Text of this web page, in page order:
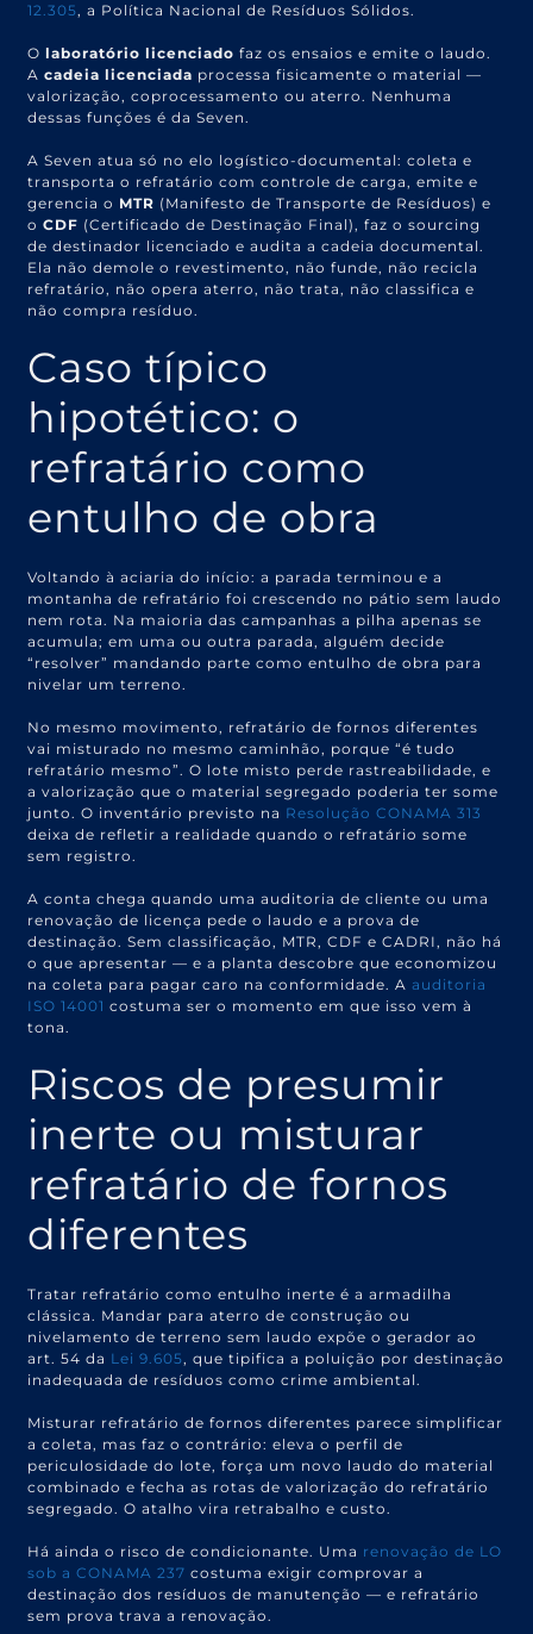
12.305, a Política Nacional de Resíduos Sólidos.
Olaboratório licenciado faz os ensaios e emite o laudo.
Acadeia licenciada processa fisicamente o material —
valorização, coprocessamento ou aterro. Nenhuma
dessas funções é da Seven.
A Seven atua só no elo logístico-documental: coleta e
transporta o refratário com controle de carga, emite e
gerencia o MTR (Manifesto de Transporte de Resíduos) e
oCDF (Certificado de Destinação Final), faz o sourcing
de destinador licenciado e audita a cadeia documental.
Ela não demole o revestimento, não funde, não recicla
refratário, não opera aterro, não trata, não classifica e
não compra resíduo.
Caso típico
hipotético: o
refratário como
entulho de obra
Voltando à aciaria do início: a parada terminou e a
montanha de refratário foi crescendo no pátio sem laudo
nem rota. Na maioria das campanhas a pilha apenas se
acumula; em uma ou outra parada, alguém decide
“resolver” mandando parte como entulho de obra para
nivelar um terreno.
No mesmo movimento, refratário de fornos diferentes
vai misturado no mesmo caminhão, porque “é tudo
refratário mesmo”. O lote misto perde rastreabilidade, e
a valorização que o material segregado poderia ter some
junto. O inventário previsto na Resolução CONAMA 313
deixa de refletir a realidade quando o refratário some
sem registro.
A conta chega quando uma auditoria de cliente ou uma
renovação de licença pede o laudo e a prova de
destinação. Sem classificação, MTR, CDF e CADRI, não há
o que apresentar — e a planta descobre que economizou
na coleta para pagar caro na conformidade. Aauditoria
ISO 14001 costuma ser o momento em que isso vem à
tona.
Riscos de presumir
inerte ou misturar
refratário de fornos
diferentes
Tratar refratário como entulho inerte é a armadilha
clássica. Mandar para aterro de construção ou
nivelamento de terreno sem laudo expõe o gerador ao
art. 54 da Lei 9.605, que tipifica a poluição por destinação
inadequada de resíduos como crime ambiental.
Misturar refratário de fornos diferentes parece simplificar
a coleta, mas faz o contrário: eleva o perfil de
periculosidade do lote, força um novo laudo do material
combinado e fecha as rotas de valorização do refratário
segregado. O atalho vira retrabalho e custo.
Há ainda o risco de condicionante. Uma renovação de LO
sob a CONAMA 237 costuma exigir comprovar a
destinação dos resíduos de manutenção — e refratário
sem prova trava a renovação.